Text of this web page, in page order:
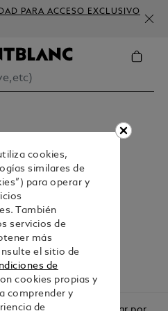
PARA ACCESO EXCLUSIVO
Fijador De
Corbata
cookies,
similares de
para operar y
También
servicios de
más
el sitio de
de
cookies propias y
comprender y
de